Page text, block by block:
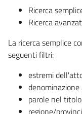
Ricerca
Ricerca
La ricerca semplice
seguenti filtri:
estremi
parole nel
regione/